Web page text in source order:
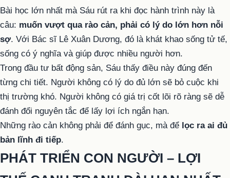
Bài học lớn nhất mà Sáu rút ra khi đọc hành trình này là
câu: muốn vượt qua rào cản, phải có lý do lớn hơn nỗi
sợ. Với Bác sĩ Lê Xuân Dương, đó là khát khao sống tử tế,
sống có ý nghĩa và giúp được nhiều người hơn.
Trong đầu tư bất động sản, Sáu thấy điều này đúng đến
từng chi tiết. Người không có lý do đủ lớn sẽ bỏ cuộc khi
thị trường khó. Người không có giá trị cốt lõi rõ ràng sẽ dễ
đánh đổi nguyên tắc để lấy lợi ích ngắn hạn.
Những rào cản không phải để đánh gục, mà để lọc ra ai đủ
bản lĩnh đi tiếp.
PHÁT TRIỂN CON NGƯỜI – LỢI